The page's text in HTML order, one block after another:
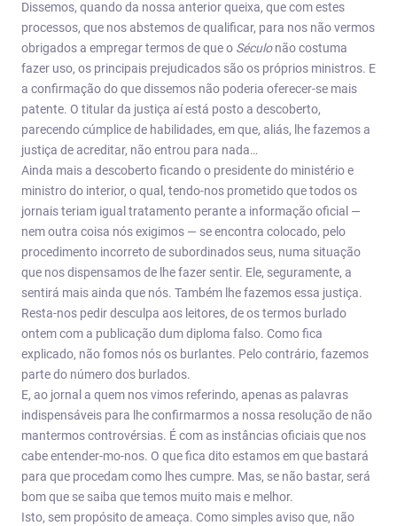
Dissemos, quando da nossa anterior queixa, que com estes
processos, que nos abstemos de qualificar, para nos não vermos
obrigados a empregar termos de que o Séculonão costuma
fazer uso, os principais prejudicados são os próprios ministros. E
a confirmação do que dissemos não poderia oferecer-se mais
patente. O titular da justiça aí está posto a descoberto,
parecendo cúmplice de habilidades, em que, aliás, lhe fazemos a
justiça de acreditar, não entrou para nada…
Ainda mais a descoberto ficando o presidente do ministério e
ministro do interior, o qual, tendo-nos prometido que todos os
jornais teriam igual tratamento perante a informação oficial —
nem outra coisa nós exigimos — se encontra colocado, pelo
procedimento incorreto de subordinados seus, numa situação
que nos dispensamos de lhe fazer sentir. Ele, seguramente, a
sentirá mais ainda que nós. Também lhe fazemos essa justiça.
Resta-nos pedir desculpa aos leitores, de os termos burlado
ontem com a publicação dum diploma falso. Como fica
explicado, não fomos nós os burlantes. Pelo contrário, fazemos
parte do número dos burlados.
E, ao jornal a quem nos vimos referindo, apenas as palavras
indispensáveis para lhe confirmarmos a nossa resolução de não
mantermos controvérsias. É com as instâncias oficiais que nos
cabe entender-mo-nos. O que fica dito estamos em que bastará
para que procedam como lhes cumpre. Mas, se não bastar, será
bom que se saiba que temos muito mais e melhor.
Isto, sem propósito de ameaça. Como simples aviso que, não